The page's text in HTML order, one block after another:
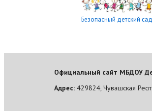
Безопасный детский сад
Официальный сайт МБДОУ
Адрес: 429824, Чувашская